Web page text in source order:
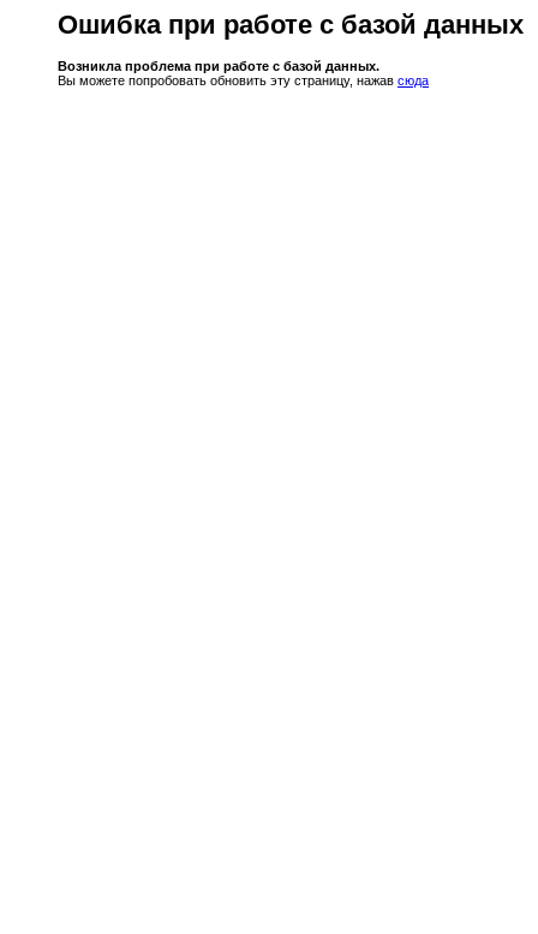
Ошибка при работе с базой данных
Возникла проблема при работе с базой данных.
Вы можете попробовать обновить эту страницу, нажав сюда